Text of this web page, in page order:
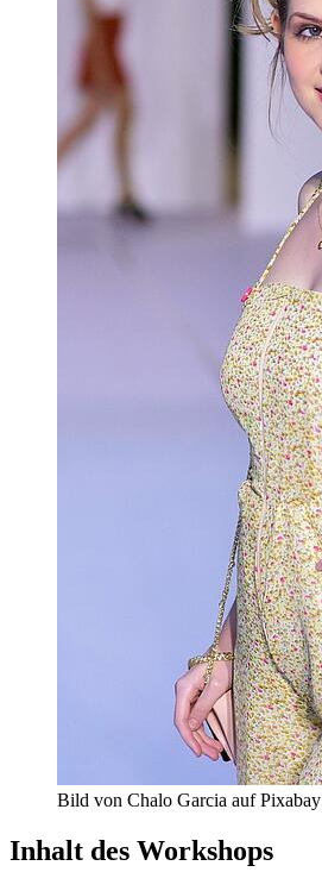
Bild von Chalo Garcia auf Pixabay
Inhalt des Workshops